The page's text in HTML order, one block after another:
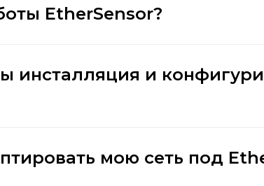
EtherSensor?
инсталляция и
мою сеть под